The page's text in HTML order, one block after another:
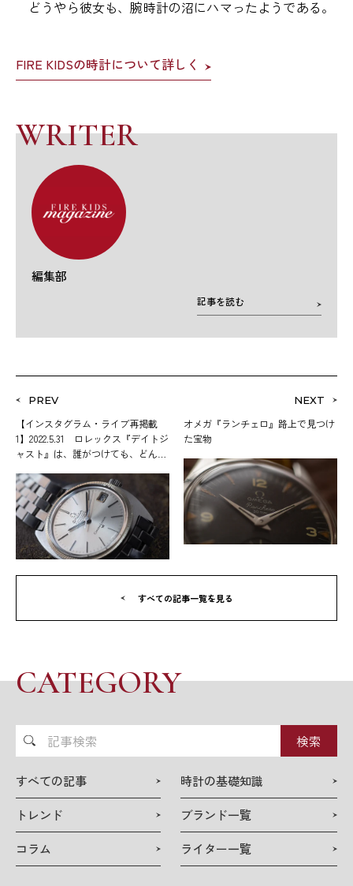
どうやら彼女も、腕時計の沼にハマったようである。
FIRE KIDSの時計について詳しく
WRITER
編集部
記事を読む
CATEGORY
記
事
検
索
すべての記事
トレンド
コラム
時計の基礎知識
ブランド一覧
ライター一覧
PREV
【インスタグラム・ライブ再掲載
1】2022.5.31 ロレックス『デイトジ
ャスト』は、誰がつけても、どんな
番使いやすいモデルです。
NEXT
オメガ『ランチェロ』路上で見つけ
た宝物
すべての記事一覧を見る